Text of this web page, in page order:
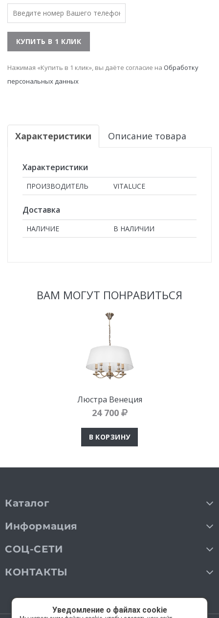
Нажимая «Купить в 1 клик», вы даёте согласие на Обработку
персональных данных
Характеристики Описание товара
Характеристики
ПРОИЗВОДИТЕЛЬ VITALUCE
Доставка
НАЛИЧИЕ В НАЛИЧИИ
ВАМ МОГУТ ПОНРАВИТЬСЯ
Люстра Венеция
24 700
В КОРЗИНУ
Каталог
Информация
СОЦ-СЕТИ
КОНТАКТЫ
Уведомление о файлах cookie